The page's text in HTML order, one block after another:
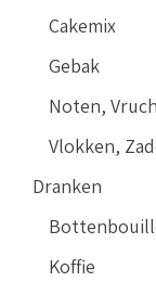
Cakemix
Gebak
Noten,
Vlokken,
Dranken
Koffie